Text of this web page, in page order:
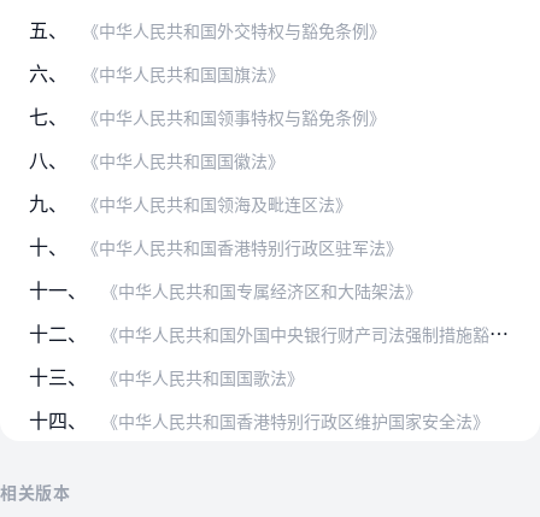
五、 《中华人民共和国外交特权与豁免条例》
六、 《中华人民共和国国旗法》
七、 《中华人民共和国领事特权与豁免条例》
八、 《中华人民共和国国徽法》
九、 《中华人民共和国领海及毗连区法》
十、 《中华人民共和国香港特别行政区驻军法》
十一、 《中华人民共和国专属经济区和大陆架法》
十二、 《中华人民共和国外国中央银行财产司法强制措施豁免法》
十三、 《中华人民共和国国歌法》
十四、 《中华人民共和国香港特别行政区维护国家安全法》
相关版本